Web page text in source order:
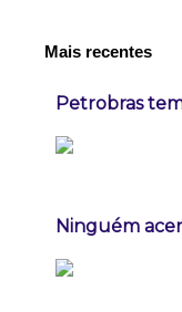
Mais recentes
Petrobras
Ninguém